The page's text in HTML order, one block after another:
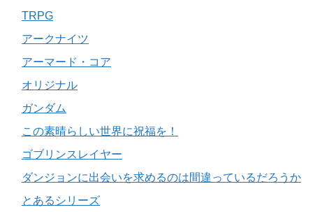
TRPG
アークナイツ
アーマード・コア
オリジナル
ガンダム
この素晴らしい世界に祝福を！
ゴブリンスレイヤー
ダンジョンに出会いを求めるのは間違っているだろうか
とあるシリーズ